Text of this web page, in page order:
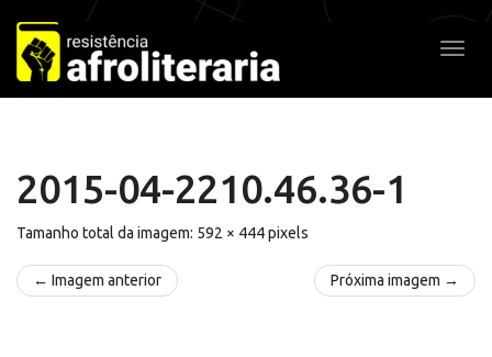
Pular
para
o
conteúdo
2015-04-2210.46.36-1
Tamanho total da imagem: 592 × 444pixels
← Imagem anterior Próxima imagem →